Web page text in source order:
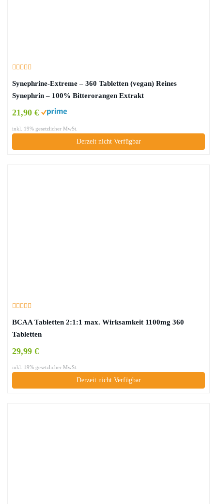
Synephrine-Extreme – 360 Tabletten (vegan) Reines
Synephrin – 100% Bitterorangen Extrakt
21,90 €
inkl. 19% gesetzlicher MwSt.
Derzeit nicht Verfügbar
BCAA Tabletten 2:1:1 max. Wirksamkeit 1100mg 360
Tabletten
29,99 €
inkl. 19% gesetzlicher MwSt.
Derzeit nicht Verfügbar